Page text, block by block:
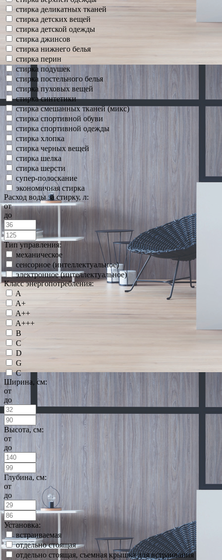
стирка деликатных тканей
стирка детских вещей
стирка детской одежды
стирка джинсов
стирка нижнего белья
стирка перин
стирка подушек
стирка постельного белья
стирка пуховых вещей
стирка синтетики
стирка смешанных тканей (микс)
стирка спортивной обуви
стирка спортивной одежды
стирка хлопка
стирка черных вещей
стирка шелка
стирка шерсти
супер-полоскание
экономичная стирка
Расход воды за стирку, л:
от
до
Тип управления:
механическое
сенсорное (интеллектуальное)
электронное (интеллектуальное)
Класс энергопотребления:
A
A+
A++
A+++
B
C
D
G
С
Ширина, см:
от
до
Высота, см:
от
до
Глубина, см:
от
до
Установка:
встраиваемая
отдельно стоящая
отдельно стоящая, съемная крышка для встраивания